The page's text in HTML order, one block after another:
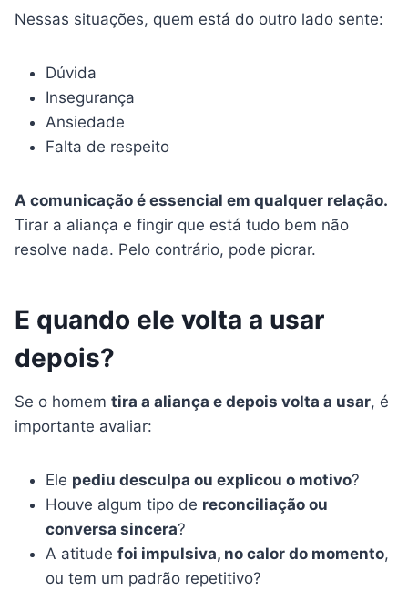
Nessas situações, quem está do outro lado sente:
Dúvida
Insegurança
Ansiedade
Falta de respeito
A comunicação é essencial em qualquer relação.
Tirar a aliança e fingir que está tudo bem não
resolve nada. Pelo contrário, pode piorar.
E quando ele volta a usar
depois?
Se o homem tira a aliança e depois volta a usar, é
importante avaliar:
Ele pediu desculpa ou explicou o motivo?
Houve algum tipo de reconciliação ou
conversa sincera?
A atitude foi impulsiva, no calor do momento,
ou tem um padrão repetitivo?